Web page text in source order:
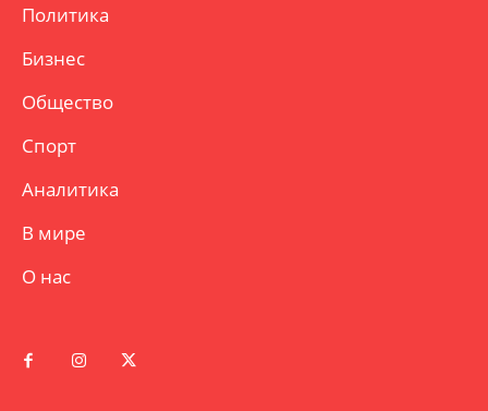
Политика
Бизнес
Общество
Спорт
Аналитика
В мире
О нас